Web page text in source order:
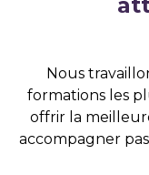
Nous
formations les
offrir la
accompagner